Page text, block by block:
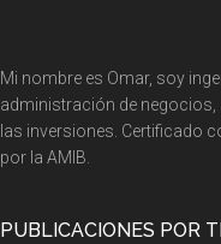
Footer
Mi nombre es Omar, soy
administración de
las inversiones. Certificado
por la AMIB.
PUBLICACIONES POR